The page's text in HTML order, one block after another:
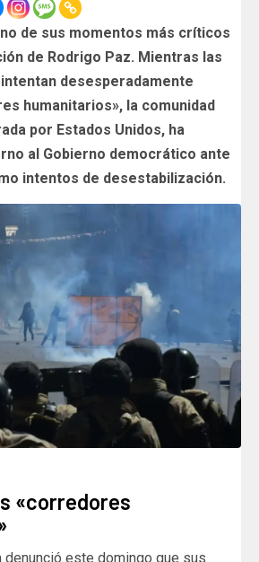
de sus momentos más críticos
de Rodrigo Paz. Mientras las
desesperadamente
humanitarios», la comunidad
por Estados Unidos, ha
al Gobierno democrático ante
intentos de desestabilización.
«corredores
denunció este domingo que sus